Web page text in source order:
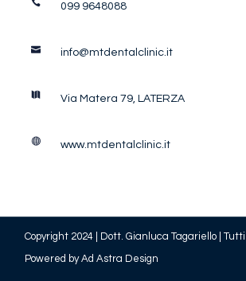
099 9648088
info@mtdentalclinic.it
Via Matera 79, LATERZA
www.mtdentalclinic.it
Copyright 2024 | Dott. Gianluca Tagariello |
Powered byAd Astra Design